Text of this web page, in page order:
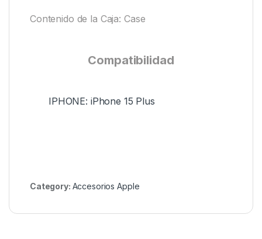
Contenido de la Caja: Case
Compatibilidad
IPHONE: iPhone 15 Plus
Category: Accesorios Apple